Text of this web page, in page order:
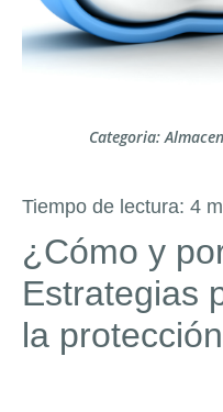
Categoria:
Tiempo de lectura: 4
¿Cómo y
Estrategias
la